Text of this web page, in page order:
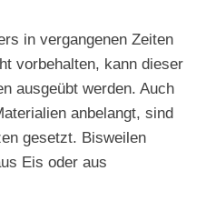
in vergangenen Zeiten
vorbehalten, kann dieser
ausgeübt werden. Auch
anbelangt, sind
gesetzt. Bisweilen
Eis oder aus